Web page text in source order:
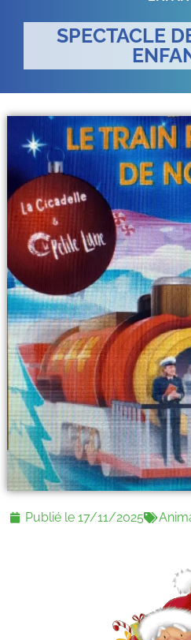
SPECTACLE
Publié le17/11/2025